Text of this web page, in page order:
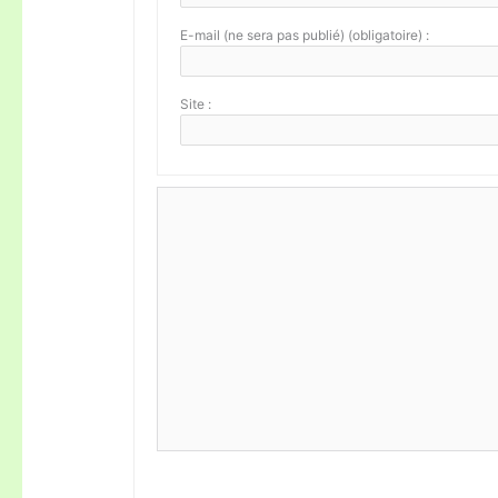
E-mail (ne sera pas publié) (obligatoire) :
Site :